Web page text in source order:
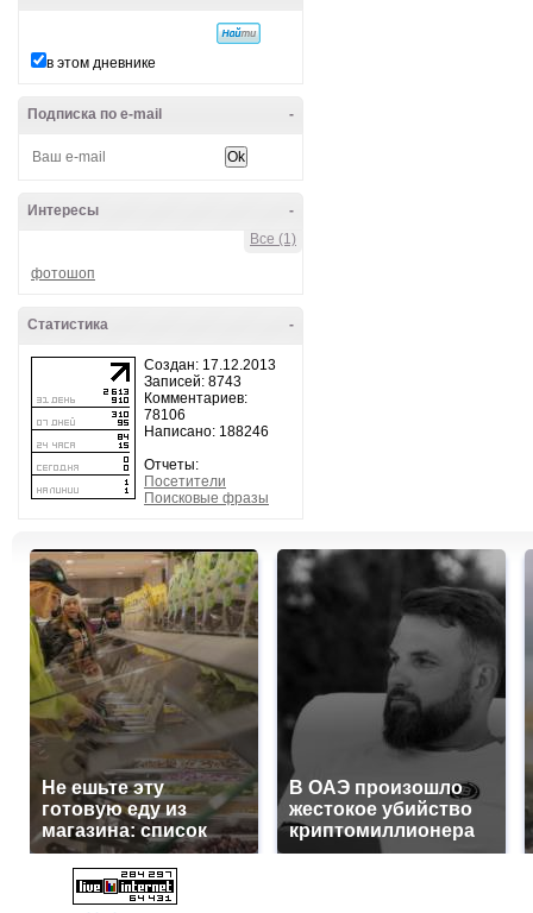
в этом дневнике
-
Подписка по e-mail
-
Интересы
Все (1)
фотошоп
-
Статистика
Создан: 17.12.2013
Записей: 8743
Комментариев:
78106
Написано: 188246
Отчеты:
Посетители
Поисковые фразы
Не ешьте эту
готовую еду из
магазина: список
В ОАЭ произошло
жестокое убийство
криптомиллионера